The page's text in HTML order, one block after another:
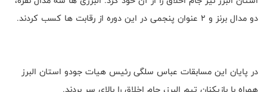
دو مدال برنز و 2 عنوان پنجمی در این دوره از رقابت ها کسب کردند.
در پایان این مسابقات عباس سلگی رئیس هیات جودو استان البرز